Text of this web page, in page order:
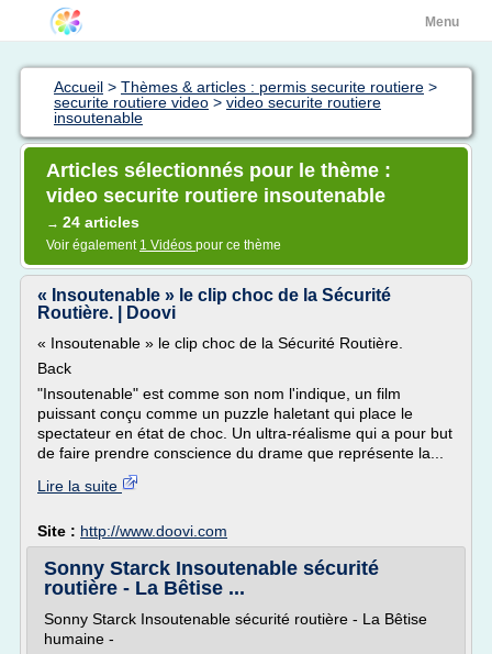
Menu
Accueil > Thèmes & articles : permis securite routiere >
securite routiere video > video securite routiere
insoutenable
Articles sélectionnés pour le thème :
video securite routiere insoutenable
→ 24 articles
Voir également 1 Vidéos pour ce thème
« Insoutenable » le clip choc de la Sécurité
Routière. | Doovi
« Insoutenable » le clip choc de la Sécurité Routière.
Back
"Insoutenable" est comme son nom l'indique, un film
puissant conçu comme un puzzle haletant qui place le
spectateur en état de choc. Un ultra-réalisme qui a pour but
de faire prendre conscience du drame que représente la...
Lire la suite
Site : http://www.doovi.com
Sonny Starck Insoutenable sécurité
routière - La Bêtise ...
Sonny Starck Insoutenable sécurité routière - La Bêtise
humaine -